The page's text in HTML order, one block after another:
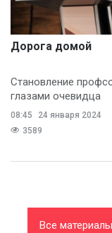
Дорога домой
Становление
глазами очевидца
08:45
24 января 2024
3589
Все